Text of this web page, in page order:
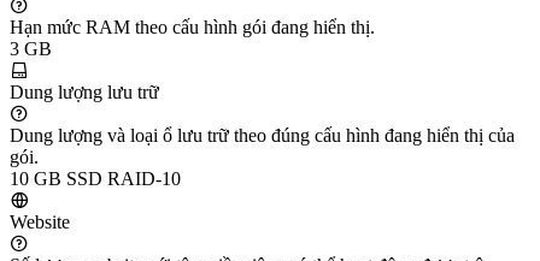
Hạn mức RAM theo cấu hình gói đang hiển thị.
3 GB
Dung lượng lưu trữ
Dung lượng và loại ổ lưu trữ theo đúng cấu hình đang hiển thị của
gói.
10 GB SSD RAID-10
Website